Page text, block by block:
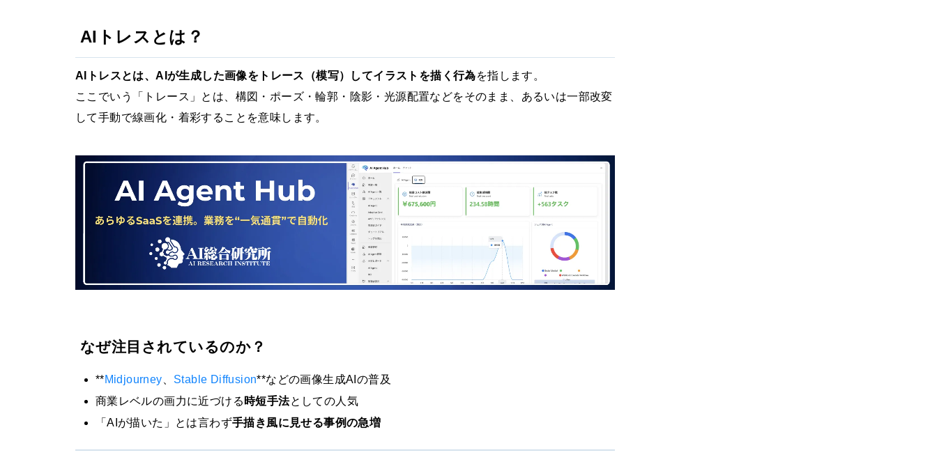
AIトレスとは？
AIトレスとは、AIが生成した画像をトレース（模写）してイラストを描く行為を指します。
ここでいう「トレース」とは、構図・ポーズ・輪郭・陰影・光源配置などをそのまま、あるいは一部改変
して手動で線画化・着彩することを意味します。
なぜ注目されているのか？
**Midjourney Stable Diffusion**などの画像生成AIの普及
商業レベルの画力に近づける 時短手法としての人気
「AIが描いた」とは言わず手描き風に見せる事例の急増